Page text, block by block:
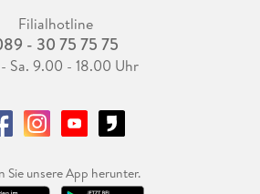
Filialhotline
- 30 75 75 75
Sa. 9.00 - 18.00 Uhr
Sie unsere App herunter.